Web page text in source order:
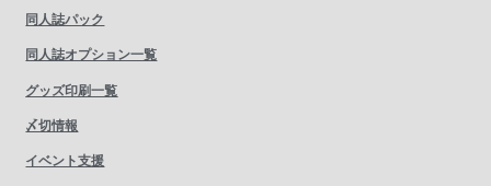
同人誌パック
同人誌オプション一覧
グッズ印刷一覧
〆切情報
イベント支援